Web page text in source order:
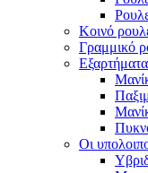
Κοινό
Γραμμικό
Οι